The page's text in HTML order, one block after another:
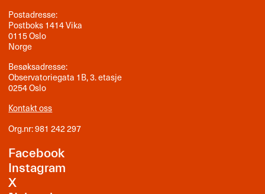
Postadresse:
Postboks 1414 Vika
0115 Oslo
Norge
Besøksadresse:
Observatoriegata 1B, 3. etasje
0254 Oslo
Kontakt oss
Org.nr: 981 242 297
Facebook
Instagram
X